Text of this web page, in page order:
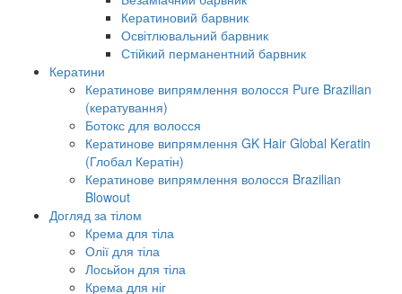
Кератиновий барвник
Освітлювальний барвник
Стійкий перманентний барвник
Кератини
Кератинове випрямлення волосся Pure Brazilian
(кератування)
Ботокс для волосся
Кератинове випрямлення GK Hair Global Keratin
(Глобал Кератін)
Кератинове випрямлення волосся Brazilian
Blowout
Догляд за тілом
Крема для тіла
Олії для тіла
Лосьйон для тіла
Крема для ніг